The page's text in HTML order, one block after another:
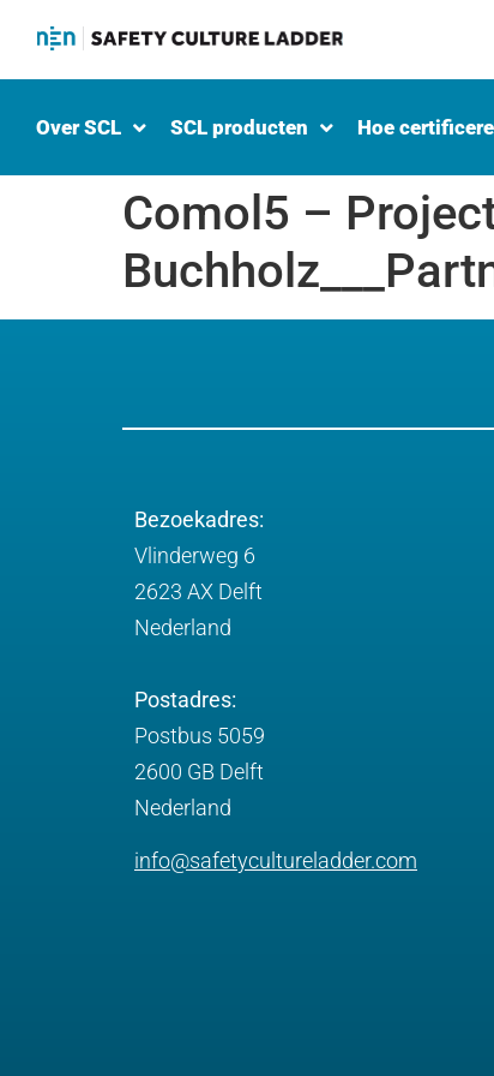
Over SCL SCL producten Hoe
Comol5 –
Bezoekadres:
Vlinderweg 6
2623 AX Delft
Nederland
Postadres:
Postbus 5059
2600 GB Delft
Nederland
info@safetycultureladder.com